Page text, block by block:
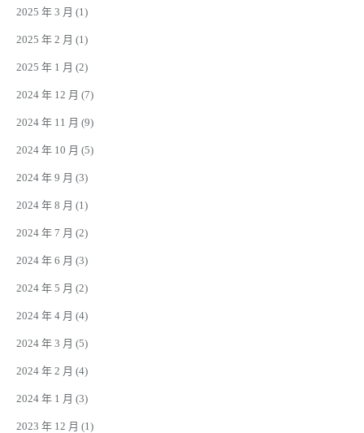
2025 年 3 月 (1)
2025 年 2 月 (1)
2025 年 1 月 (2)
2024 年 12 月 (7)
2024 年 11 月 (9)
2024 年 10 月 (5)
2024 年 9 月 (3)
2024 年 8 月 (1)
2024 年 7 月 (2)
2024 年 6 月 (3)
2024 年 5 月 (2)
2024 年 4 月 (4)
2024 年 3 月 (5)
2024 年 2 月 (4)
2024 年 1 月 (3)
2023 年 12 月 (1)